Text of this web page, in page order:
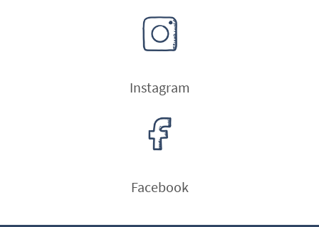
Instagram
Facebook